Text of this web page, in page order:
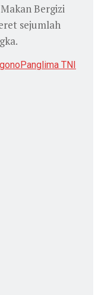
Bergizi
sejumlah
Panglima TNI